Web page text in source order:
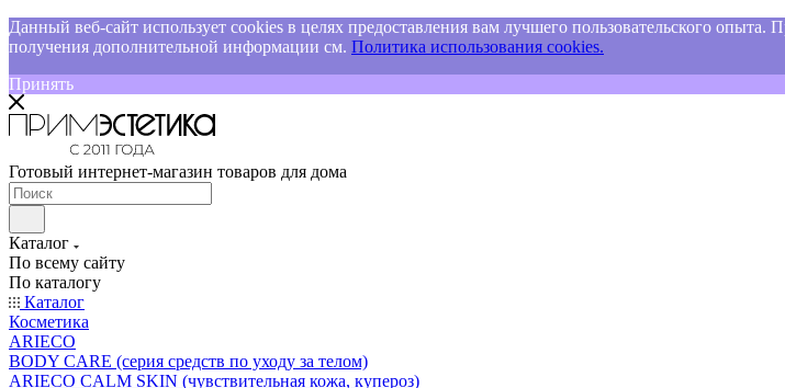
Данный веб-сайт использует cookies в целях предоставления вам лучшего пользовательского
получения дополнительной информации см. Политика использования cookies.
Принять
Готовый интернет-магазин товаров для дома
Каталог
По всему сайту
По каталогу
Каталог
Косметика
ARIECO
BODY CARE (серия средств по уходу за телом)
ARIECO CALM SKIN (чувствительная кожа, купероз)